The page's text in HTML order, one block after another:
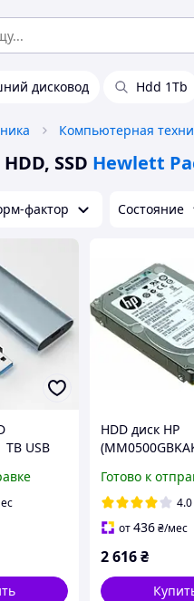
дисковод Hdd 1Tb
Компьютерная
SSD Hewlett
фактор Состояние
TB USB
HDD диск HP
Готово к
4.0
от436₴/мес
2 616₴